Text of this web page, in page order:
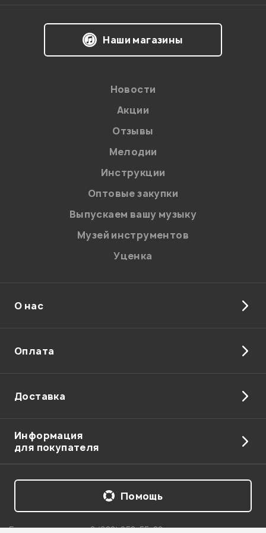
на обработку персональных данных в
Политикой в отношении обработки
персональных данных.
Введите проверочное число:
Отправить
Наши магазины
Новости
Акции
Отзывы
Мелодии
Инструкции
Оптовые закупки
Выпускаем вашу музыку
Музей инструментов
Уценка
О нас
Оплата
Доставка
Информация
для покупателя
Бесплатная линия:8 (800) 250-55-00
Помощь